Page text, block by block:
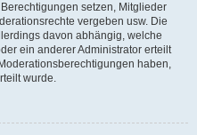
setzen, Mitglieder
vergeben usw. Die
davon abhängig, welche
ein anderer Administrator erteilt
haben,
wurde.